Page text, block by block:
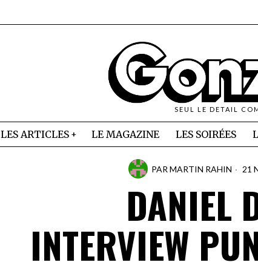
SEUL LE DETAIL
LES ARTICLES LE MAGAZINE LES SOIRÉES
PAR MARTIN RAHIN 21
DANIEL
INTERVIEW